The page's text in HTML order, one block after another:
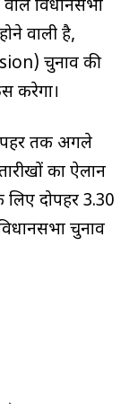
विधानसभा
वाली है,
चुनाव की
करेगा।
तक अगले
का ऐलान
दोपहर 3.30
चुनाव